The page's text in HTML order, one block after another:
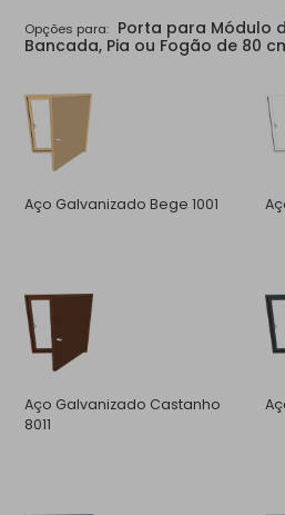
Opções para: Porta para Módulo
Bancada, Pia ou Fogão de 80
Aço Galvanizado Bege 1001
Aço Galvanizado Castanho
8011